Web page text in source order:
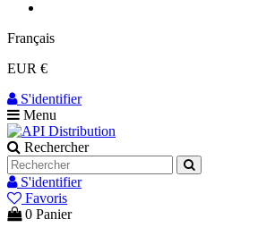
Français
EUR €
S'identifier
Menu
Rechercher
S'identifier
Favoris
0 Panier